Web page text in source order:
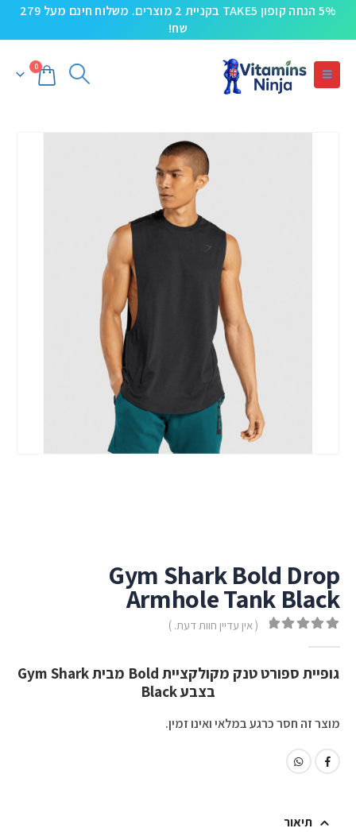
5% הנחה קופון TAKE5 בקניית 2 מוצרים. משלוח חינם מעל 279
שח!
0
Gym Shark Bold Drop
Armhole Tank Black
( אין עדיין חוות דעת. )
גופיית ספורט טנק מקולקציית Bold מבית Gym Shark
בצבע Black
מוצר זה חסר כרגע במלאי ואינו זמין.
תיאור